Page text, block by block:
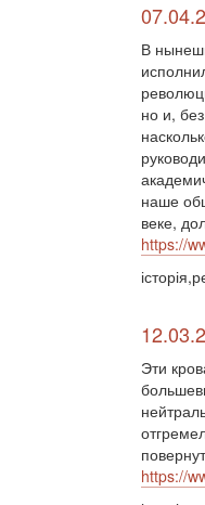
В
но и,
наше
веке,
https://
Эти
https://